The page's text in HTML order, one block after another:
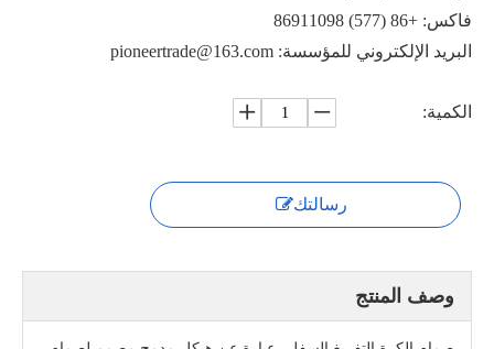
فاكس: +86 (577) 86911098
البريد الإلكتروني للمؤسسة: pioneertrade@163.com
الكمية:
رسالتك
وصف المنتج